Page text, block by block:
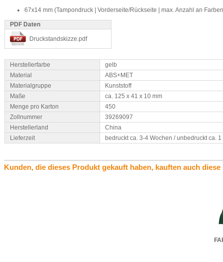
67x14 mm (Tampondruck | Vorderseite/Rückseite | max. Anzahl an
PDF Daten
Druckstandskizze.pdf
Herstellerfarbe
gelb
Material
ABS+MET
Materialgruppe
Kunststoff
Maße
ca. 125 x 41 x 10 mm
Menge pro Karton
450
Zollnummer
39269097
Herstellerland
China
Lieferzeit
bedruckt ca. 3-4 Wochen / unbedruckt ca. 1
Kunden, die dieses Produkt gekauft haben, kauften auch